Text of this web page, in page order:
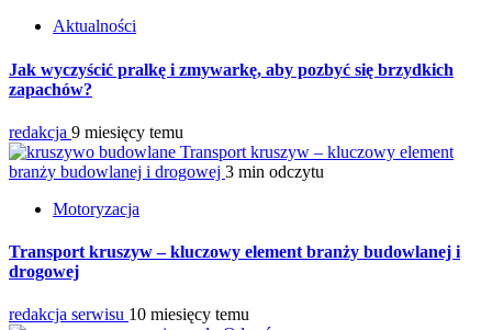
Aktualności
Jak wyczyścić pralkę i zmywarkę, aby pozbyć się brzydkich
zapachów?
redakcja 9 miesięcy temu
Transport kruszyw – kluczowy element
branży budowlanej i drogowej 3 min odczytu
Motoryzacja
Transport kruszyw – kluczowy element branży budowlanej i
drogowej
redakcja serwisu 10 miesięcy temu